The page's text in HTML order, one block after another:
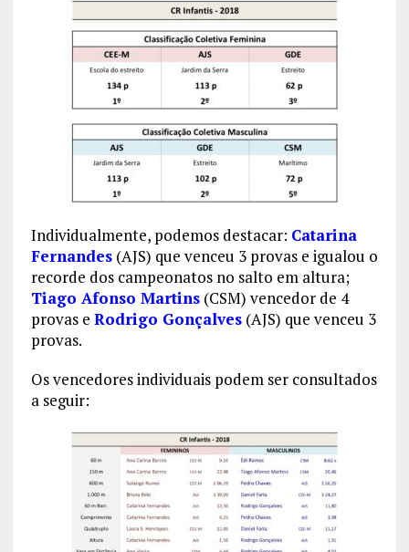
Individualmente, podemos destacar: Catarina
Fernandes(AJS) que venceu 3 provas e igualou o
recorde dos campeonatos no salto em altura;
Tiago Afonso Martins(CSM) vencedor de 4
provas e Rodrigo Gonçalves(AJS) que venceu 3
provas.
Os vencedores individuais podem ser consultados
a seguir: